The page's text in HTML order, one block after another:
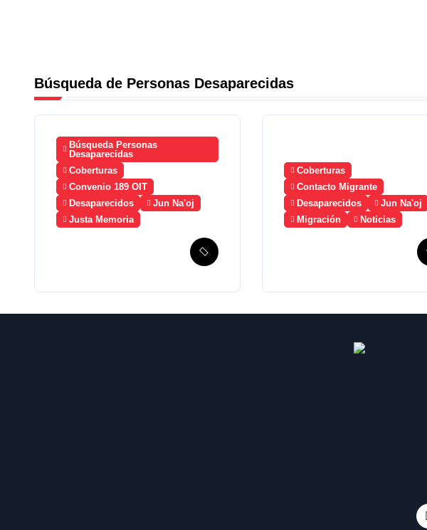
Búsqueda de Personas Desaparecidas
Búsqueda Personas
Desaparecidas
Coberturas
Convenio 189 OIT
Desaparecidos
Jun Na'oj
Justa Memoria
terror de Estado
Coberturas
Contacto Migrante
Desaparecidos
Jun Na'oj
Migración
Noticias
búsqueda de
desaparecidos en